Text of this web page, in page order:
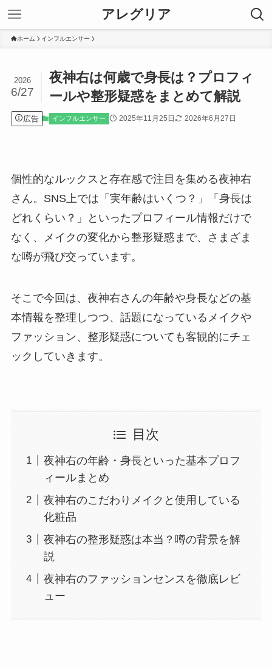
アレグリア
ホーム インフルエンサー
夜神右は何歳で身長は？プロフィ
ールや整形疑惑をまとめて解説
2026
6/27
広告 インフルエンサー 2025年11月25日 2026年6月27日
個性的なルックスと存在感で注目を集める夜神右
さん。SNS上では「実年齢はいくつ？」「身長は
どれくらい？」といったプロフィール情報だけで
なく、メイクの変化から整形疑惑まで、さまざま
な噂が飛び交っています。
そこで今回は、夜神右さんの年齢や身長などの基
本情報を整理しつつ、話題になっているメイクや
ファッション、整形疑惑についても客観的にチェ
ックしていきます。
目次
夜神右の年齢・身長といった基本プロフ
ィールまとめ
夜神右のこだわりメイクと使用している
化粧品
夜神右の整形疑惑は本当？噂の背景を解
説
夜神右のファッションセンスを徹底レビ
ュー